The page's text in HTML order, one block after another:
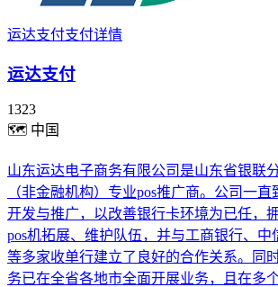
运达支付支付详情
运达支付
1323
🗺 中国
山东运达电子商务有限公司是山东省银联
（非金融机构）专业pos推广商。公司一直
开发与推广，以改善银行卡环境为已任，
pos机拓展、维护队伍，并与工商银行、中
等多家收单行建立了良好的合作关系。同
务已在全省各地市全面开展业务，且在多